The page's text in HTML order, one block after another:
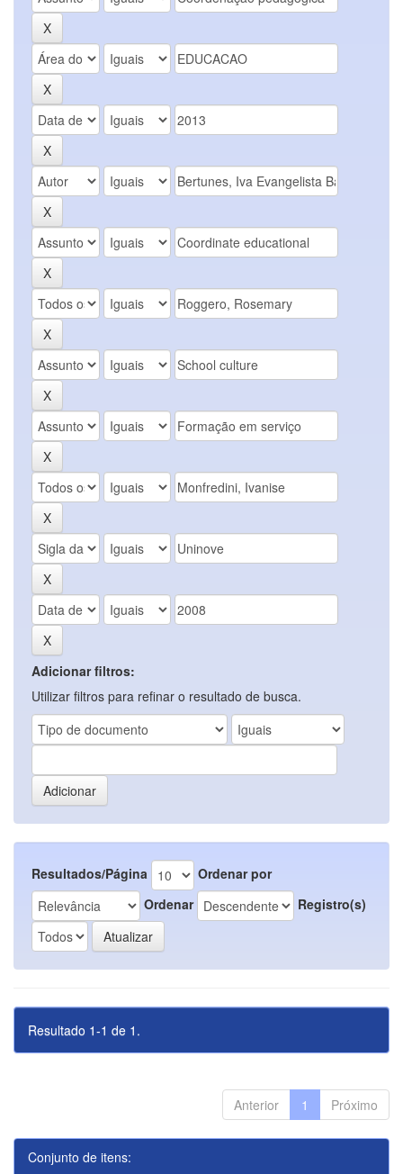
Adicionar filtros:
Utilizar filtros para refinar o resultado de busca.
Resultados/Página
Ordenar por
Ordenar
Registro(s)
Resultado 1-1 de 1.
Anterior 1 Próximo
Conjunto de itens: